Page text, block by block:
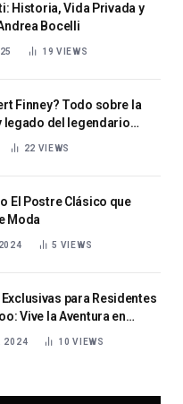
Historia, Vida Privada y
Bocelli
19VIEWS
Finney? Todo sobre la
legado del legendario
22 VIEWS
El Postre Clásico que
Moda
5 VIEWS
para Residentes
Vive la Aventura en
2024 10VIEWS